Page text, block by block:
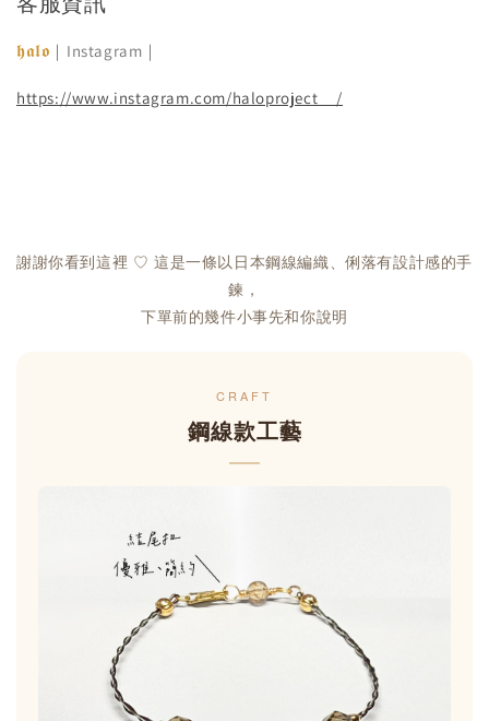
𝖍𝖆𝖑𝖔 ｜Instagram｜
https://www.instagram.com/haloproject__/
謝謝你看到這裡 ♡ 這是一條以日本鋼線編織、俐落有設計感的手
鍊，
下單前的幾件小事先和你說明
CRAFT
鋼線款工藝